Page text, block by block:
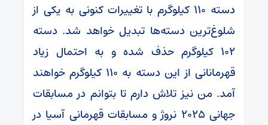
دسته ۱۱۰ کیلوگرم با تغییرات کنونی به یکی از
شلوغ‌ترین دسته‌ها تبدیل خواهد شد. دسته
۱۰۲ کیلوگرم حذف شده و به احتمال زیاد
قهرمانانی از این دسته به ۱۱۰ کیلوگرم خواهند
آمد. من نیز تلاش دارم تا بتوانم در مسابقات
جهانی ۲۰۲۵ نروژ و مسابقات قهرمانی آسیا در